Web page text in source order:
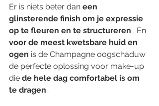
Er is niets beter dan een
glinsterende finish om je expressie
op te fleuren en te structureren . En
voor de meest kwetsbare huid en
ogen is de Champagne oogschaduw
de perfecte oplossing voor make-up
die de hele dag comfortabel is om
te dragen .